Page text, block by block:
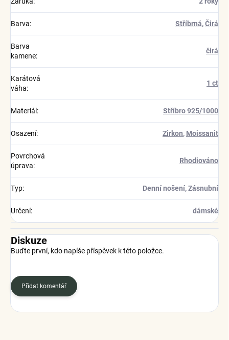
Barva: Stříbrná,Čirá
Barva
kamene:
čirá
Karátová
váha:
1 ct
Materiál : Stříbro 925/1000
Osazení: Zirkon, Moissanit
Povrchová
úprava:
Rhodiováno
Typ: Denní nošení, Zásnubní
Určení: dámské
Diskuze
Buďte první, kdo napíše příspěvek k této položce.
Přidat komentář